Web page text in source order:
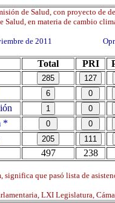
de Salud, con proyecto de
Salud, en materia de cambio
de 2011 Oprima
Total PRI
*
497 238
significa que pasó lista de
LXI Legislatura,